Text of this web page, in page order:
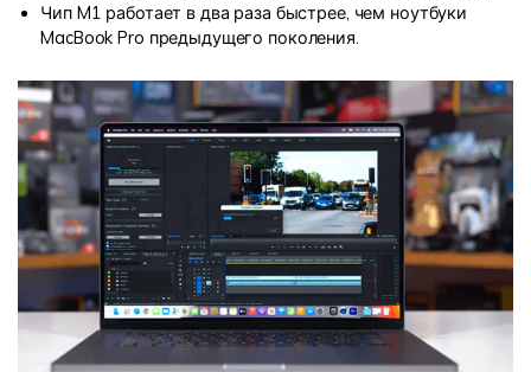
Чип M1 работает в два раза быстрее, чем ноутбуки
MacBook Pro предыдущего поколения.